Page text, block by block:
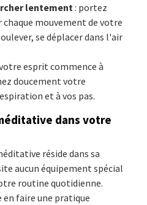
lentement : portez
mouvement de votre
se déplacer dans l'air
esprit commence à
doucement votre
et à vos pas.
dans votre
réside dans sa
aucun équipement spécial
routine quotidienne.
en faire une pratique